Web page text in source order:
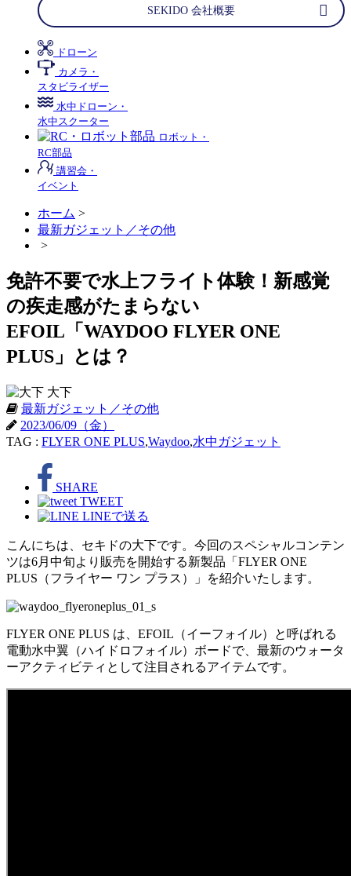
SEKIDO 会社概要
ドローン
カメラ・
スタビライザー
水中ドローン・
水中スクーター
ロボット・
RC部品
講習会・
イベント
ホーム >
最新ガジェット／その他
>
免許不要で水上フライト体験！新感覚
の疾走感がたまらない
EFOIL「WAYDOO FLYER ONE
PLUS」とは？
大下
最新ガジェット／その他
2023/06/09（金）
TAG : FLYER ONE PLUS,Waydoo,水中ガジェット
SHARE
TWEET
LINEで送る
こんにちは、セキドの大下です。今回のスペシャルコンテン
ツは6月中旬より販売を開始する新製品「FLYER ONE
PLUS（フライヤー ワン プラス）」を紹介いたします。
FLYER ONE PLUS は、EFOIL（イーフォイル）と呼ばれる
電動水中翼（ハイドロフォイル）ボードで、最新のウォータ
ーアクティビティとして注目されるアイテムです。